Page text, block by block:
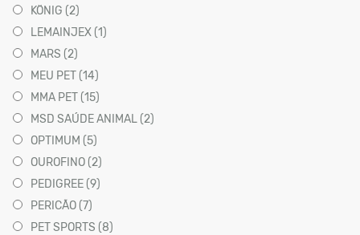
KÖNIG (2)
LEMAINJEX (1)
MARS (2)
MEU PET (14)
MMA PET (15)
MSD SAÚDE ANIMAL (2)
OPTIMUM (5)
OUROFINO (2)
PEDIGREE (9)
PERICÃO (7)
PET SPORTS (8)